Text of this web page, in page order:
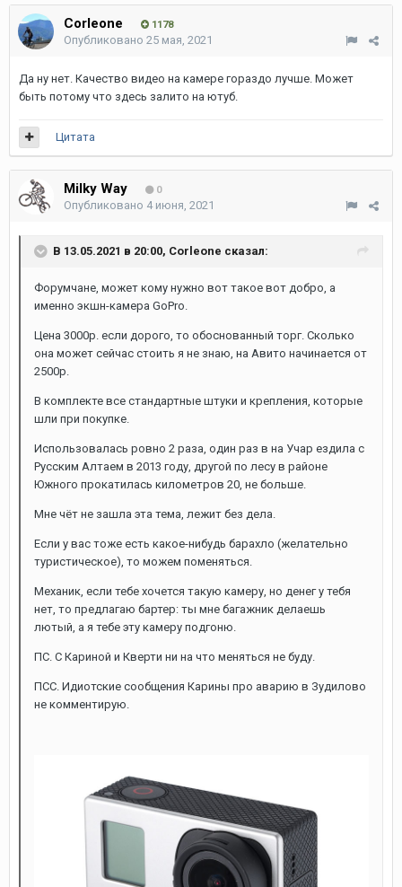
Corleone 1178
Опубликовано 25 мая, 2021
Да ну нет. Качество видео на камере гораздо лучше. Может
быть потому что здесь залито на ютуб.
Цитата
Milky Way 0
Опубликовано 4 июня, 2021
В 13.05.2021 в 20:00, Corleone сказал:
Форумчане, может кому нужно вот такое вот добро, а
именно экшн-камера GoPro.
Цена 3000р. если дорого, то обоснованный торг. Сколько
она может сейчас стоить я не знаю, на Авито начинается от
2500р.
В комплекте все стандартные штуки и крепления, которые
шли при покупке.
Использовалась ровно 2 раза, один раз в на Учар ездила с
Русским Алтаем в 2013 году, другой по лесу в районе
Южного прокатилась километров 20, не больше.
Мне чёт не зашла эта тема, лежит без дела.
Если у вас тоже есть какое-нибудь барахло (желательно
туристическое), то можем поменяться.
Механик, если тебе хочется такую камеру, но денег у тебя
нет, то предлагаю бартер: ты мне багажник делаешь
лютый, а я тебе эту камеру подгоню.
ПС. С Кариной и Кверти ни на что меняться не буду.
ПСС. Идиотские сообщения Карины про аварию в Зудилово
не комментирую.